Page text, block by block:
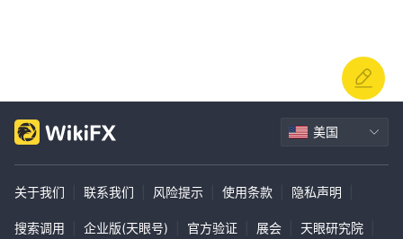
美国
关于我们 联系我们 风险提示 使用条款 隐私声明
搜索调用 企业版(天眼号) 官方验证 展会 天眼研究院